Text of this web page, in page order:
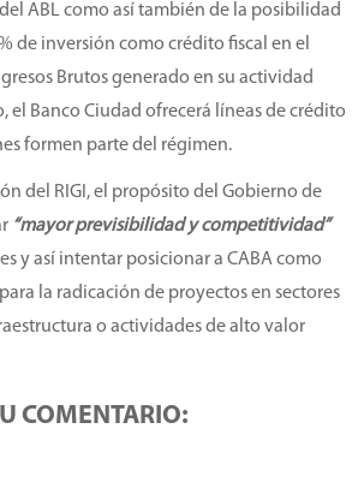
ABL como así también de la posibilidad
de inversión como crédito fiscal en el
Brutos generado en su actividad
el Banco Ciudad ofrecerá líneas de crédito
formen parte del régimen.
del RIGI, el propósito del Gobierno de
“mayor previsibilidad y competitividad”
y así intentar posicionar a CABA como
la radicación de proyectos en sectores
o actividades de alto valor
COMENTARIO: